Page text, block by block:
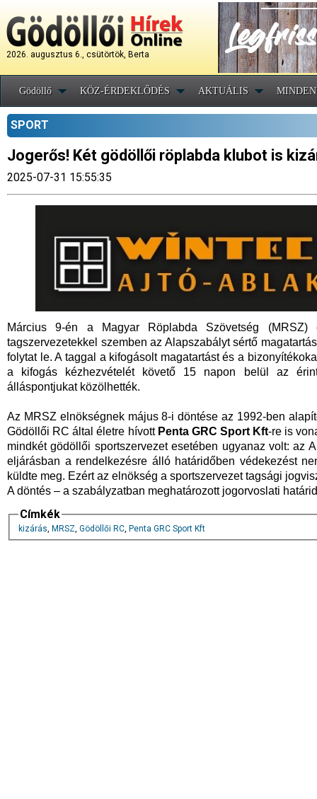
2026. augusztus 6., csütörtök, Berta
Gödöllő KÖZ-ÉRDEKLŐDÉS AKTUÁLIS
SPORT
Jogerős! Két gödöllői röplabda klubot is
2025-07-31 15:55:35
Március 9-én a Magyar Röplabda Szövetség (MRSZ)
tagszervezetekkel szemben az Alapszabályt sértő
folytat le. A taggal a kifogásolt magatartást és a
a kifogás kézhezvételét követő 15 napon belül az
álláspontjukat közölhették.
Az MRSZ elnökségnek május 8-i döntése az 1992-ben
Gödöllői RC által életre hívott Penta GRC Sport Kft-re is
mindkét gödöllői sportszervezet esetében ugyanaz volt: az
eljárásban a rendelkezésre álló határidőben védekezést
küldte meg. Ezért az elnökség a sportszervezet tagsági
A döntés – a szabályzatban meghatározott jogorvoslati
Címkék
kizárás, MRSZ, Gödöllői RC, Penta GRC Sport Kft